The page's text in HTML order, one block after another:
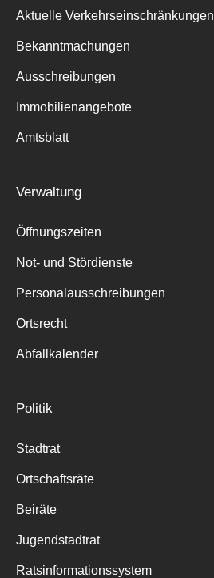
Aktuelle Verkehrseinschränkungen
Bekanntmachungen
Ausschreibungen
Immobilienangebote
Amtsblatt
Verwaltung
Öffnungszeiten
Not- und Stördienste
Personalausschreibungen
Ortsrecht
Abfallkalender
Politik
Stadtrat
Ortschaftsräte
Beiräte
Jugendstadtrat
Ratsinformationssystem